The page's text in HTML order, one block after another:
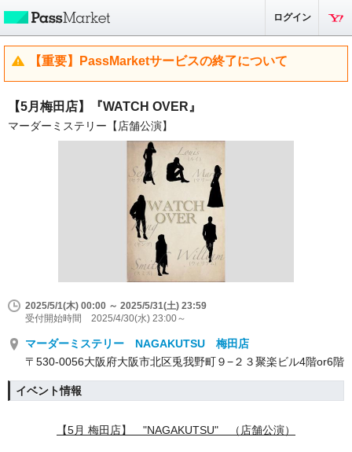
ログイン
【重要】PassMarketサービスの終了について
【5月梅田店】『WATCH OVER』
マーダーミステリー【店舗公演】
2025/5/1(木) 00:00 ～ 2025/5/31(土) 23:59
受付開始時間 2025/4/30(水) 23:00～
マーダーミステリー NAGAKUTSU 梅田店
〒530-0056大阪府大阪市北区兎我野町９−２３聚楽ビル4階or6階
イベント情報
【5月 梅田店】 "NAGAKUTSU" （店舗公演）